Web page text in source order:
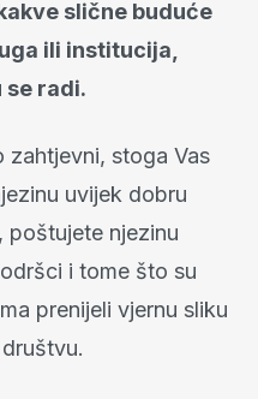
slične buduće
ili institucija,
se radi.
zahtjevni, stoga Vas
uvijek dobru
poštujete njezinu
i tome što su
prenijeli vjernu sliku